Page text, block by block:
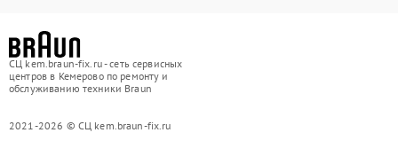
СЦ kem.braun-fix.ru - сеть сервисных
центров в Кемерово по ремонту и
обслуживанию техники Braun
2021-2026 © СЦ kem.braun-fix.ru